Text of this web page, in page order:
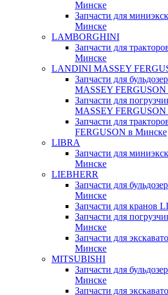
Минске
Запчасти для
Минске
LAMBORGHINI
Запчасти для
Минске
LANDINI MASSEY
Запчасти для
MASSEY
Запчасти для
MASSEY
Запчасти для
FERGUSON в Минске
LIBRA
Запчасти для
Минске
LIEBHERR
Запчасти для
Минске
Запчасти для кранов
Запчасти для
Минске
Запчасти для
Минске
MITSUBISHI
Запчасти для
Минске
Запчасти для